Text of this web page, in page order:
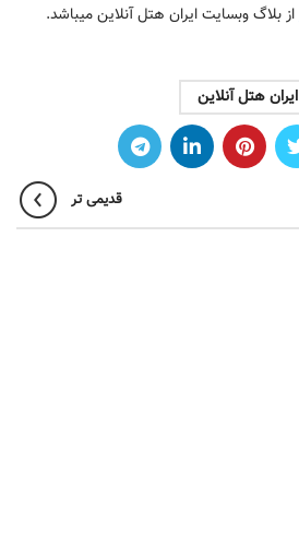
از بلاگ وبسایت ایران هتل آنلاین میباشد.
ایران هتل آنلاین
قدیمی تر